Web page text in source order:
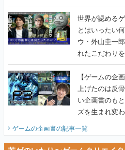
ウ・外山圭一
れたこだわり
画書】
【ゲームの企
上げたのは反
い企画書のも
ズを生まれ変
ビュー】
ゲームの企画書の記事一覧
若ゲのいたり〜ゲームクリエイ
田中圭一のゲ
いたり』第2巻